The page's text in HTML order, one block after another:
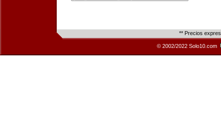
** Precios
© 2002/2022 Solo10.com